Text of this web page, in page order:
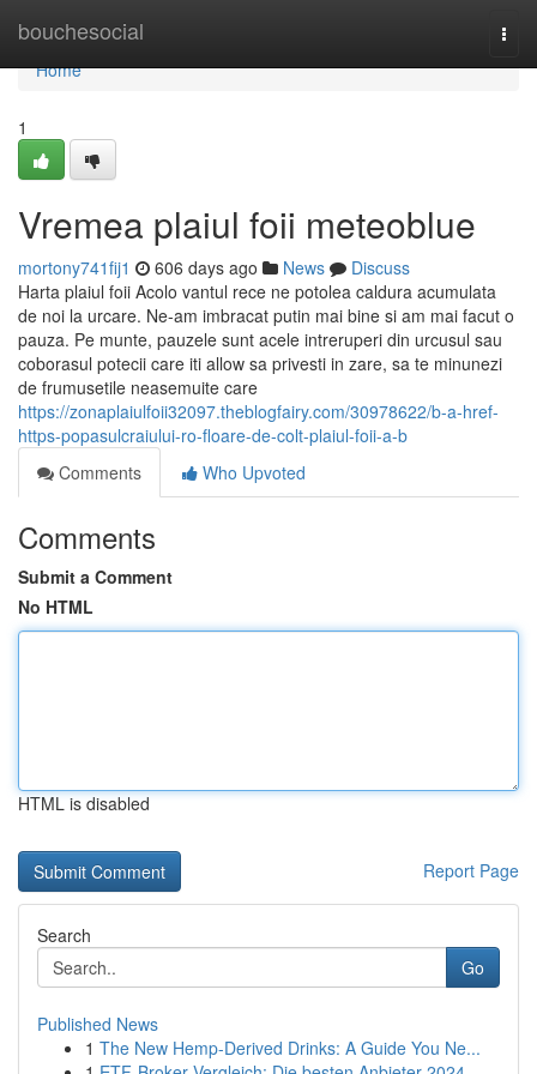
bouchesocial
Home
Home
1
Vremea plaiul foii meteoblue
mortony741fij1 606 days ago News
Discuss
Harta plaiul foii Acolo vantul rece ne potolea caldura acumulata
de noi la urcare. Ne-am imbracat putin mai bine si am mai facut o
pauza. Pe munte, pauzele sunt acele intreruperi din urcusul sau
coborasul potecii care iti allow sa privesti in zare, sa te minunezi
de frumusetile neasemuite care
https://zonaplaiulfoii32097.theblogfairy.com/30978622/b-a-href-
https-popasulcraiului-ro-floare-de-colt-plaiul-foii-a-b
Comments
Who Upvoted
Comments
Submit a Comment
No HTML
HTML is disabled
Report Page
Search
Go
Published News
1 The New Hemp-Derived Drinks: A Guide You Ne...